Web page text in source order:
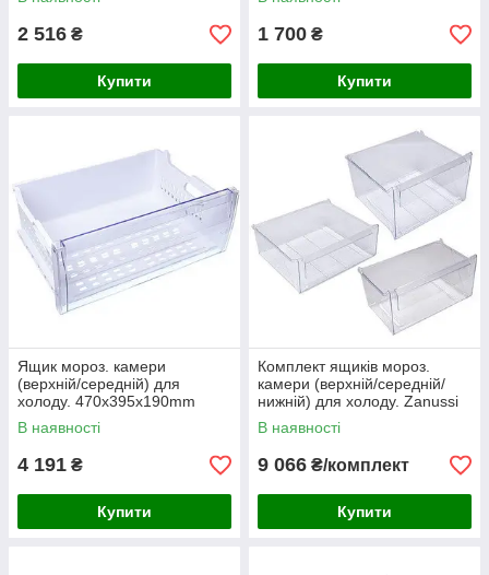
2 516 ₴
Купити
1 700 ₴
Купити
Ящик мороз. камери
(верхній/середній) для
холоду. 470x395x190mm
Beko
В наявності
4 191 ₴
Купити
Комплект ящиків мороз.
камери (верхній/середній/
нижній) для холоду. Zanussi
В наявності
9 066 ₴/комплект
Купити